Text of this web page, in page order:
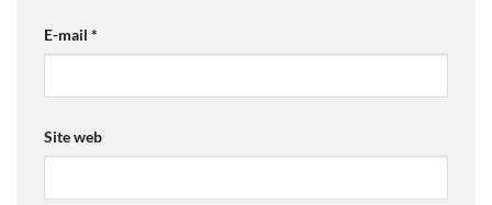
E-mail *
Site web